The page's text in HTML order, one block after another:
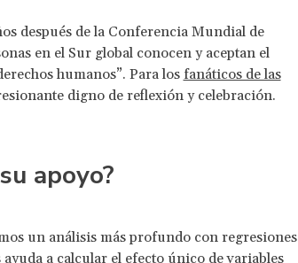
después de la Conferencia Mundial de
en el Sur global conocen y aceptan el
humanos”. Para los fanáticos de las
digno de reflexión y celebración.
apoyo?
un análisis más profundo con regresiones
a calcular el efecto único de variables